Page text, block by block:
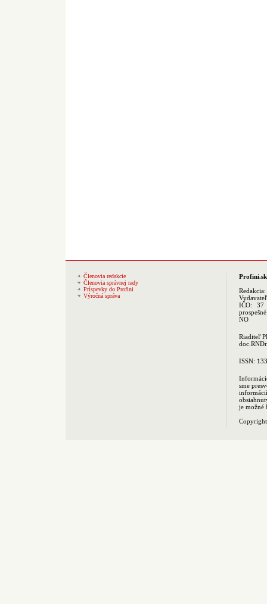
Členovia redakcie
Členovia správnej rady
Príspevky do Profini
Výročná správa
Profini.sk
Redakcia:
IČO: 37
NO
Riaditeľ
ISSN:
sme
je možné